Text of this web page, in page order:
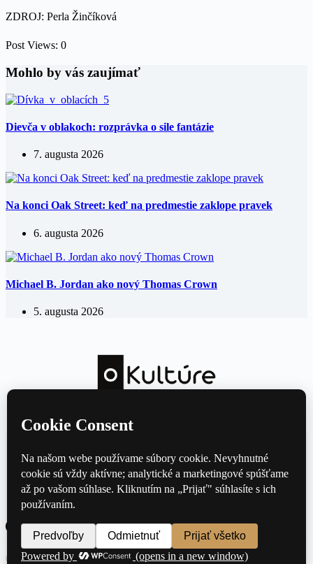
ZDROJ: Perla Žinčíková
Post Views: 0
Mohlo by vás zaujímať
Dievča v oblakoch: rozprávka o sile fantázie
7. augusta 2026
Na konci Oak Street: keď na predmestie zaklope pravek
6. augusta 2026
Michael B. Jordan ako nový Thomas Crown
5. augusta 2026
Divadlo
Film
Hudba
Knihy
Kontakt
© 2026 oKulture.sk — Všetky práva vyhradené ·Ochrana osobných